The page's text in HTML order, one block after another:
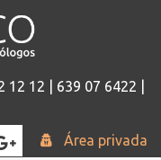
12 | 639 07 6422 |
Área privada